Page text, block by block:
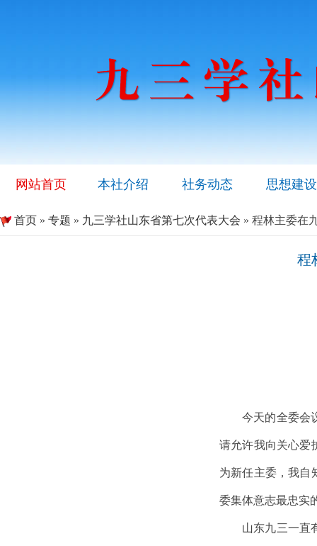
网站首页 本社介绍 社务动态 思想建设
首页 » 专题 » 九三学社山东省第七次代表大会 » 程林主委在
程
今天的全委会
请允许我向关心爱
为新任主委，我自
委集体意志最忠实
山东九三一直